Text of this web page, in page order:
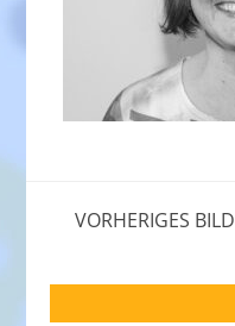
VORHERIGES BILD